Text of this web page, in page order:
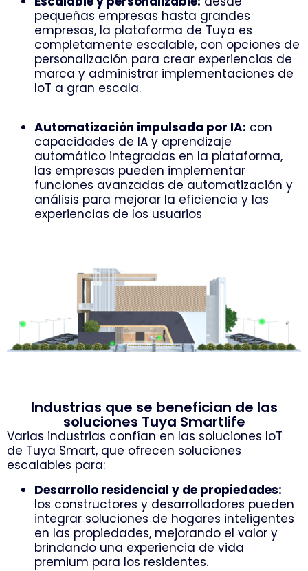
pequeñas empresas hasta grandes
empresas, la plataforma de Tuya es
completamente escalable, con opciones de
personalización para crear experiencias de
marca y administrar implementaciones de
IoT a gran escala.
Automatización impulsada por IA: con
capacidades de IA y aprendizaje
automático integradas en la plataforma,
las empresas pueden implementar
funciones avanzadas de automatización y
análisis para mejorar la eficiencia y las
experiencias de los usuarios
Industrias que se benefician de las
soluciones Tuya Smartlife
Varias industrias confían en las soluciones IoT
de Tuya Smart, que ofrecen soluciones
escalables para:
Desarrollo residencial y de propiedades:
los constructores y desarrolladores pueden
integrar soluciones de hogares inteligentes
en las propiedades, mejorando el valor y
brindando una experiencia de vida
premium para los residentes.